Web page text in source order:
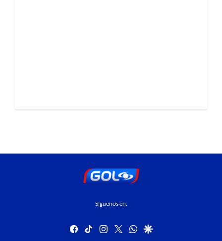
Síguenos en:
facebook
tiktok instagram
twitterwhatsapp
google